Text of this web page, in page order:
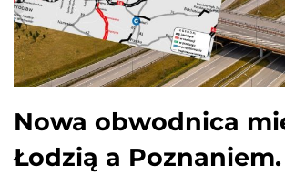
Nowa obwodnica
Łodzią a Poznaniem.